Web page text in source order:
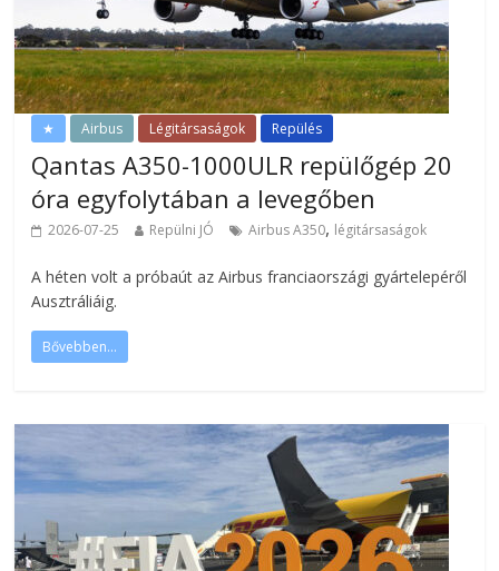
★ Airbus Légitársaságok Repülés
Qantas A350-1000ULR repülőgép 20
óra egyfolytában a levegőben
2026-07-25 Repülni JÓ Airbus A350, légitársaságok
A héten volt a próbaút az Airbus franciaországi gyártelepéről
Ausztráliáig.
Bővebben...